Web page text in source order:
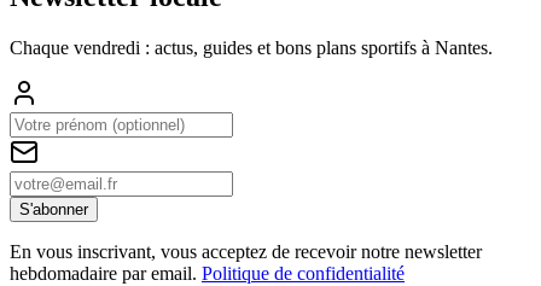
Chaque vendredi : actus, guides et bons plans sportifs à Nantes.
S'abonner
En vous inscrivant, vous acceptez de recevoir notre newsletter
hebdomadaire par email. Politique de confidentialité